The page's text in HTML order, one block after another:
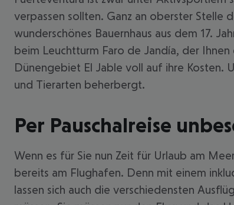
verpassen sollten. Ganz an oberster Stelle
wunderschönes Bauernhaus aus dem 17.
beim Leuchtturm Faro de Jandía, der
Dünengebiet El Jable voll auf ihre Kosten.
und Tierarten beherbergt.
Per Pauschalreise
Wenn es für Sie nun Zeit für Urlaub am
bereits am Flughafen. Denn mit einem
lassen sich auch die verschiedensten